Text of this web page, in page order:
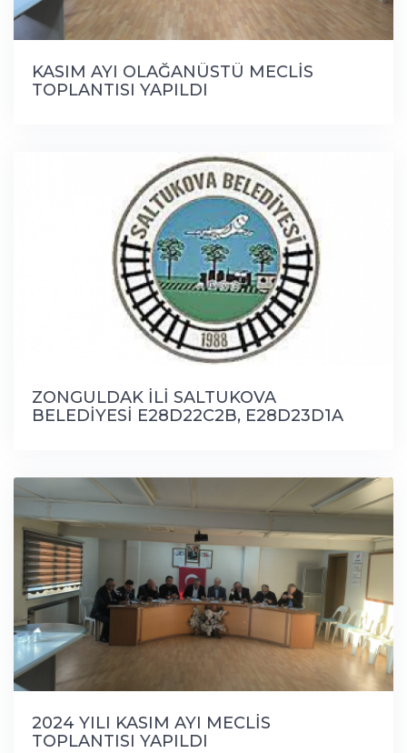
KASIM AYI OLAĞANÜSTÜ MECLİS
TOPLANTISI YAPILDI
ZONGULDAK İLİ SALTUKOVA
BELEDİYESİ E28D22C2B, E28D23D1A
2024 YILI KASIM AYI MECLİS
TOPLANTISI YAPILDI